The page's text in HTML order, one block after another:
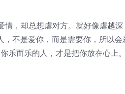
，却总想虐对方。就好像虐越深
，不是爱你，而是需要你，所以
乐而乐的人，才是把你放在心上